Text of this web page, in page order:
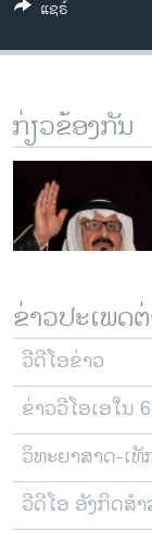
ວິທະຍາສາດ-ເທັກໂນ
ທຸລະກິດ
ວີດີໂອ
ລາຍການກະຈາຍສ
ລາຍງານ
ຕິດຕາມພວກເຮົາ ທີ່
ພາສາຕ່າງໆ
ແຊຣ໌
ກ່ຽວຂ້ອງກັນ
ຂ່າວປະເພດ
ວີດີໂອຂ່າວ
ຂ່າວວີໂອເອໃນ
ວິທະຍາສາດ-ເ
ວີດີໂອ ອັງກິດສ